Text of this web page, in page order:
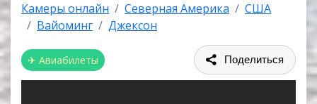
Камеры онлайн Северная Америка
США
Вайоминг
Джексон
✈ Авиабилеты Поделиться